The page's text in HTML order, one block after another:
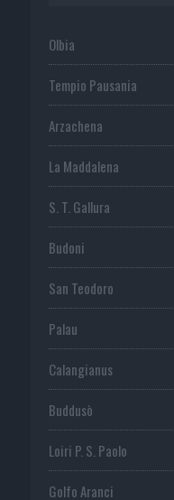
Olbia
Tempio Pausania
Arzachena
La Maddalena
S. T. Gallura
Budoni
San Teodoro
Palau
Calangianus
Buddusò
Loiri P. S. Paolo
Golfo Aranci